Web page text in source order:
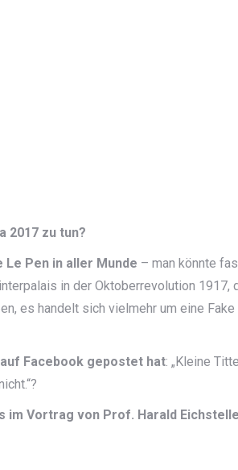
2017 zu tun?
Pen in aller Munde – man könnte
in der Oktoberrevolution 1917,
es handelt sich vielmehr um eine
Facebook gepostet hat: „Kleine
im Vortrag von Prof. Harald